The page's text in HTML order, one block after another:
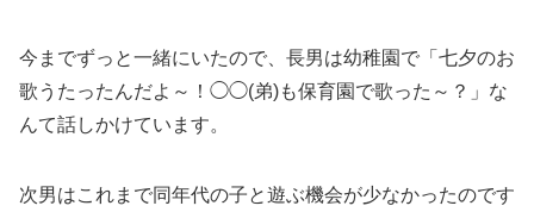
今までずっと一緒にいたので、長男は幼稚園で「七夕のお
歌うたったんだよ～！◯◯(弟)も保育園で歌った～？」な
んて話しかけています。
次男はこれまで同年代の子と遊ぶ機会が少なかったのです